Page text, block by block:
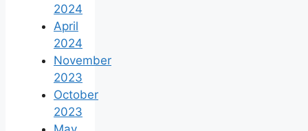
2024
April
2024
November
2023
October
2023